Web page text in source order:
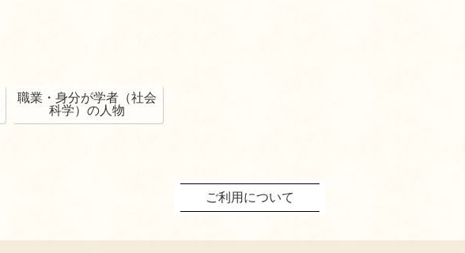
職業・身分が学者（社会
科学）の人物
ご利用について